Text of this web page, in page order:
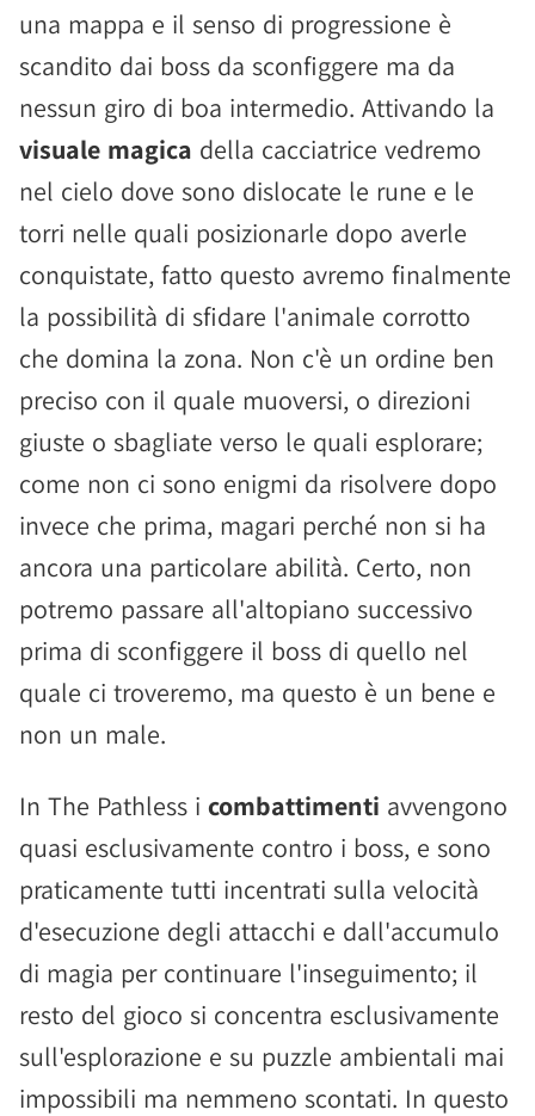
una mappa e il senso di progressione è
scandito dai boss da sconfiggere ma da
nessun giro di boa intermedio. Attivando la
visuale magica della cacciatrice vedremo
nel cielo dove sono dislocate le rune e le
torri nelle quali posizionarle dopo averle
conquistate, fatto questo avremo finalmente
la possibilità di sfidare l'animale corrotto
che domina la zona. Non c'è un ordine ben
preciso con il quale muoversi, o direzioni
giuste o sbagliate verso le quali esplorare;
come non ci sono enigmi da risolvere dopo
invece che prima, magari perché non si ha
ancora una particolare abilità. Certo, non
potremo passare all'altopiano successivo
prima di sconfiggere il boss di quello nel
quale ci troveremo, ma questo è un bene e
non un male.
In The Pathless i combattimenti avvengono
quasi esclusivamente contro i boss, e sono
praticamente tutti incentrati sulla velocità
d'esecuzione degli attacchi e dall'accumulo
di magia per continuare l'inseguimento; il
resto del gioco si concentra esclusivamente
sull'esplorazione e su puzzle ambientali mai
impossibili ma nemmeno scontati. In questo